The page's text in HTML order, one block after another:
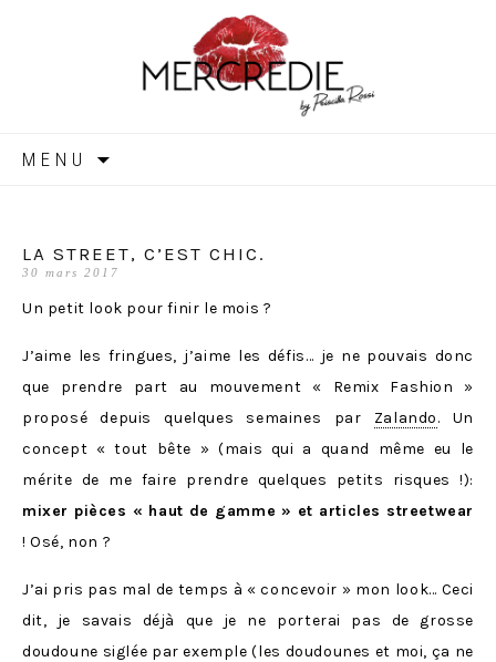
MERCREDIE
MENU
LA STREET, C’EST CHIC.
30 mars 2017
Un petit look pour finir le mois ?
J’aime les fringues, j’aime les défis… je ne pouvais donc
que prendre part au mouvement « Remix Fashion »
proposé depuis quelques semaines par Zalando. Un
concept « tout bête » (mais qui a quand même eu le
mérite de me faire prendre quelques petits risques !):
mixer pièces « haut de gamme » et articles streetwear
! Osé, non ?
J’ai pris pas mal de temps à « concevoir » mon look… Ceci
dit, je savais déjà que je ne porterai pas de grosse
doudoune siglée par exemple (les doudounes et moi, ça ne